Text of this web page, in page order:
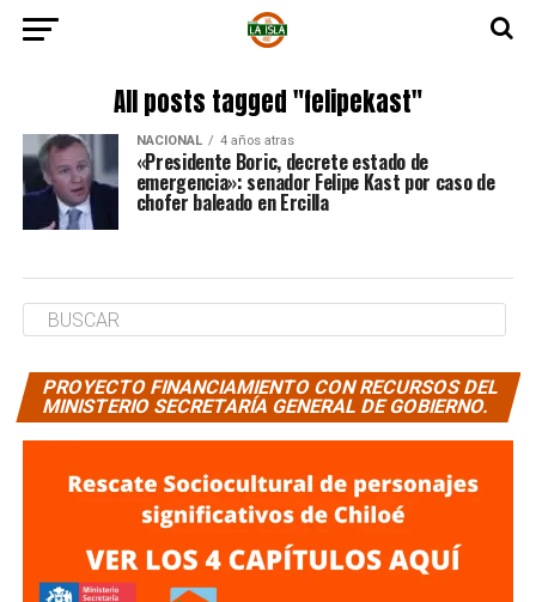
All posts tagged "felipekast"
NACIONAL 4 años atras
«Presidente Boric, decrete estado de
emergencia»: senador Felipe Kast por caso de
chofer baleado en Ercilla
PROYECTO FINANCIAMIENTO CON RECURSOS DEL
MINISTERIO SECRETARÍA GENERAL DE GOBIERNO.